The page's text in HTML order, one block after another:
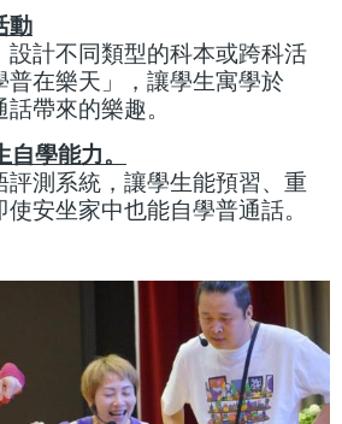
動
設計不同類型的科本或跨科活
普在樂天」，讓學生寓學於
帶來的樂趣。
學能力。
測系統，讓學生能預習、重
安坐家中也能自學普通話。